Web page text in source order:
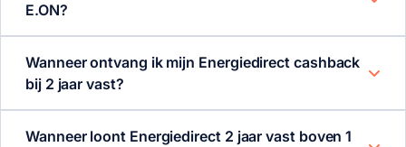
E.ON?
Wanneer ontvang ik mijn Energiedirect cashback
bij 2 jaar vast?
Wanneer loont Energiedirect 2 jaar vast boven 1